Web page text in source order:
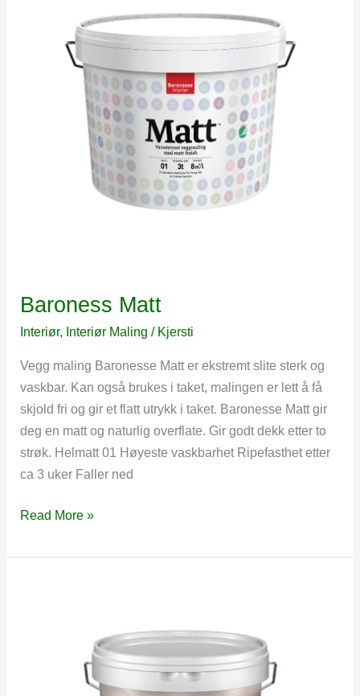
Baroness Matt
Interiør, Interiør Maling / Kjersti
Vegg maling Baronesse Matt er ekstremt slite sterk og
vaskbar. Kan også brukes i taket, malingen er lett å få
skjold fri og gir et flatt utrykk i taket. Baronesse Matt gir
deg en matt og naturlig overflate. Gir godt dekk etter to
strøk. Helmatt 01 Høyeste vaskbarhet Ripefasthet etter
ca 3 uker Faller ned
Baroness
Read More »